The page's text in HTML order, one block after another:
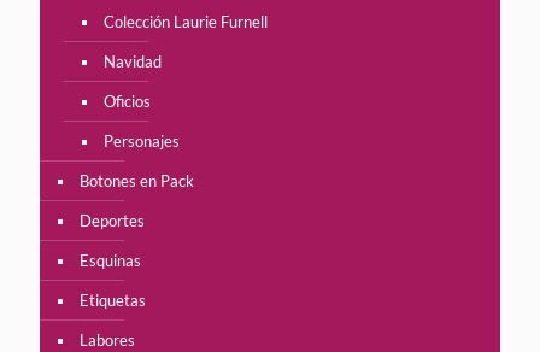
Colección Laurie Furnell
Navidad
Oficios
Personajes
Botones en Pack
Deportes
Esquinas
Etiquetas
Labores